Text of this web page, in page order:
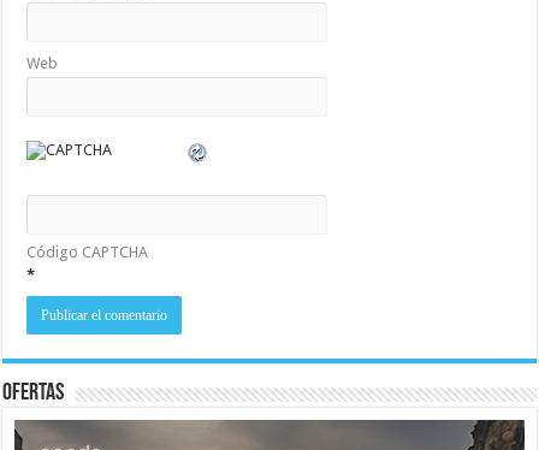
Web
Código CAPTCHA
*
Ofertas